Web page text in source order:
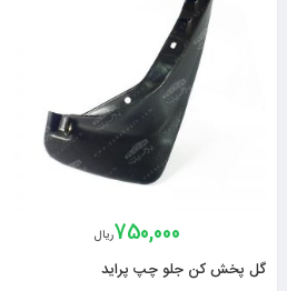
750,000ریال
گل پخش کن جلو چپ پراید